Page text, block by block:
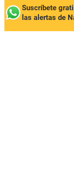
Suscríbete
las alertas de